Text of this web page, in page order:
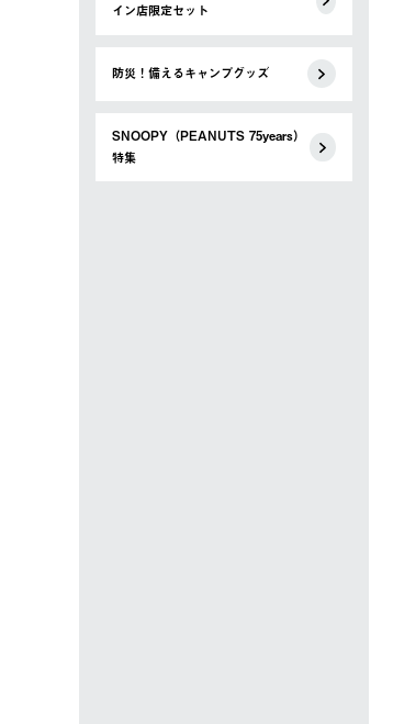
イン店限定セット
防災！備えるキャンプグッズ
SNOOPY（PEANUTS 75years）
特集